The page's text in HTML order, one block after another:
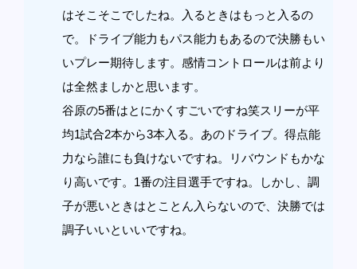
はそこそこでしたね。入るときはもっと入るの
で。ドライブ能力もパス能力もあるので決勝もい
いプレー期待します。感情コントロールは前より
は全然ましかと思います。
谷原の5番はとにかくすごいですね笑スリーが平
均1試合2本から3本入る。あのドライブ。得点能
力なら誰にも負けないですね。リバウンドもかな
り高いです。1番の注目選手ですね。しかし、調
子が悪いときはとことん入らないので、決勝では
調子いいといいですね。